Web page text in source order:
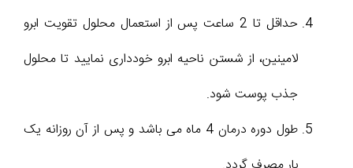
حداقل تا 2 ساعت پس از استعمال محلول تقویت ابرو
لامینین، از شستن ناحیه ابرو خودداری نمایید تا محلول
جذب پوست شود.
طول دوره درمان 4 ماه می باشد و پس از آن روزانه یک